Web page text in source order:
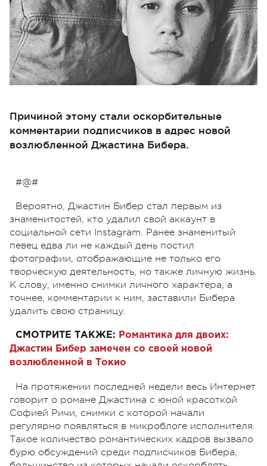
Причиной этому стали оскорбительные
комментарии подписчиков в адрес новой
возлюбленной Джастина Бибера.
#@#
Вероятно, Джастин Бибер стал первым из
знаменитостей, кто удалил свой аккаунт в
социальной сети Instagram. Ранее знаменитый
певец едва ли не каждый день постил
фотографии, отображающие не только его
творческую деятельность, но также личную жизнь.
К слову, именно снимки личного характера, а
точнее, комментарии к ним, заставили Бибера
удалить свою страницу.
СМОТРИТЕ ТАКЖЕ: Романтика для двоих:
Джастин Бибер замечен со своей новой
возлюбленной в Токио
На протяжении последней недели весь Интернет
говорит о романе Джастина с юной красоткой
Софией Ричи, снимки с которой начали
регулярно появляться в микроблоге исполнителя.
Такое количество романтических кадров вызвало
бурю обсуждений среди подписчиков Бибера,